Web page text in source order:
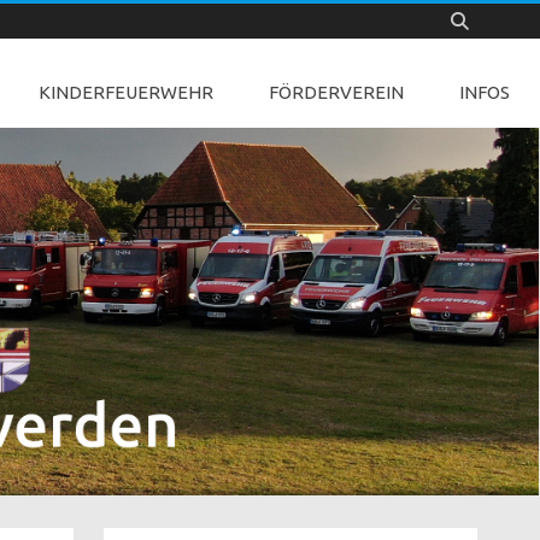
KINDERFEUERWEHR FÖRDERVEREIN INFOS